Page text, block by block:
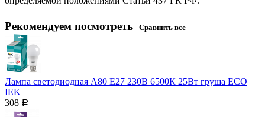
Рекомендуем посмотреть Сравнить все
Лампа светодиодная A80 Е27 230В 6500К 25Вт груша ECO
IEK
308 Р